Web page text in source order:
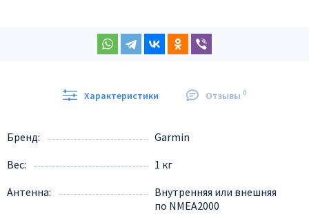
Характеристики Отзывы 0
Бренд
Garmin
Вес
1 кг
Антенна
Внутренняя или внешняя
по NMEA2000